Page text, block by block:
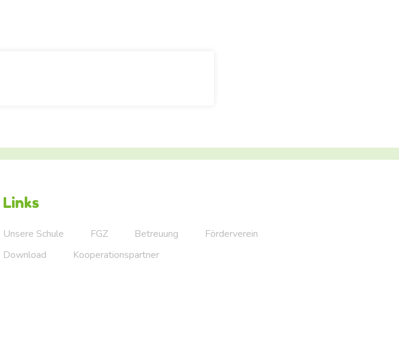
Links
Unsere Schule FGZ Betreuung
Förderverein
Download
Kooperationspartner